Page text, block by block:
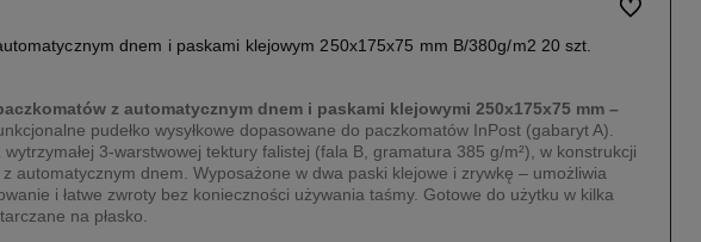
dnem i paskami klejowym 250x175x75 mm B/380g/m2 20 szt.
z automatycznym dnem i paskami klejowymi 250x175x75 mm –
pudełko wysyłkowe dopasowane do paczkomatów InPost (gabaryt A).
wytrzymałej 3-warstwowej tektury falistej (fala B, gramatura 385 g/m²), w konstrukcji
automatycznym dnem. Wyposażone w dwa paski klejowe i zrywkę – umożliwia
i łatwe zwroty bez konieczności używania taśmy. Gotowe do użytku w kilka
na płasko.
Do